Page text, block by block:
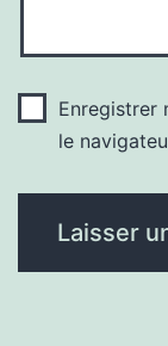
Enregistrer
le